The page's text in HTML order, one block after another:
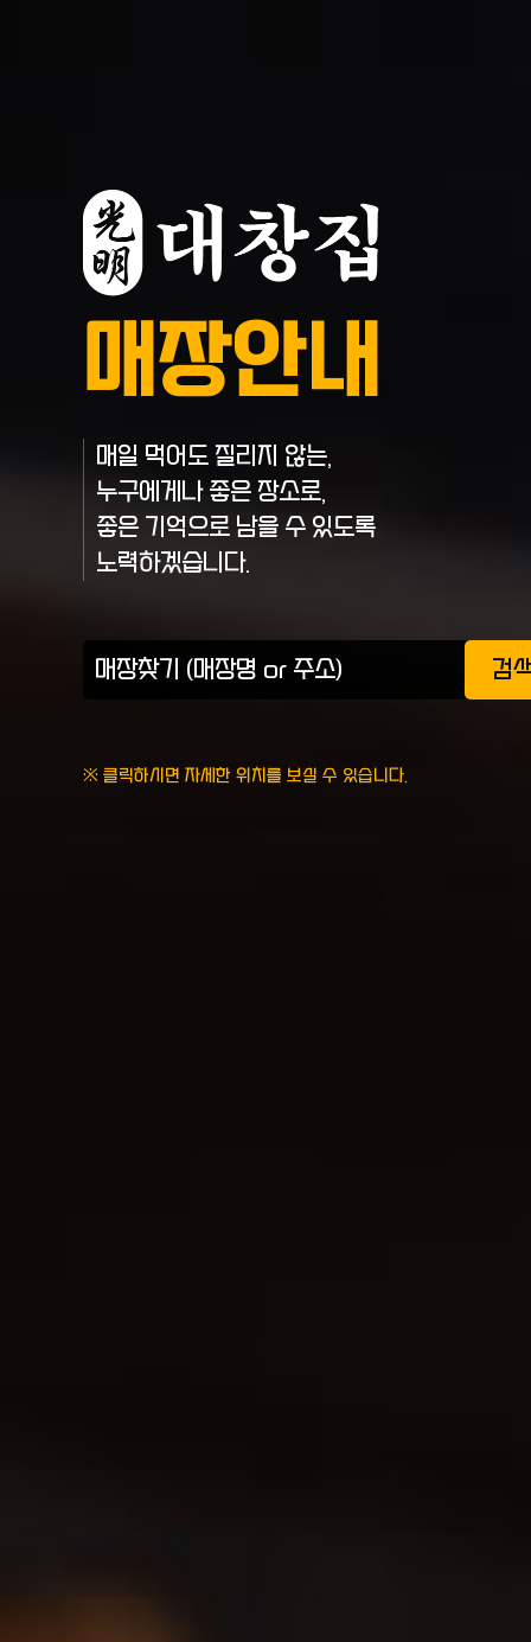
매장안내
매일 먹어도 질리지 않는,
누구에게나 좋은 장소로,
좋은 기억으로 남을 수 있도록
노력하겠습니다.
검
※ 클릭하시면 자세한 위치를 보실 수 있습니다.